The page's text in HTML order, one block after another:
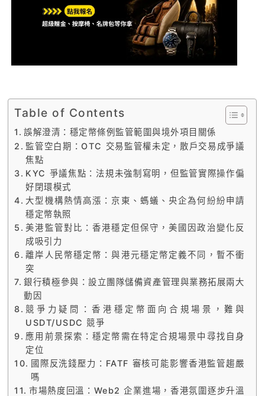
Table of Contents
誤解澄清：穩定幣條例監管範圍與境外項目關係
監管空白期：OTC 交易監管權未定，散戶交易成爭議
焦點
KYC 爭議焦點：法規未強制寫明，但監管實際操作偏
好閉環模式
大型機構熱情高漲：京東、螞蟻、央企為何紛紛申請
穩定幣執照
美港監管對比：香港穩定但保守，美國因政治變化反
成吸引力
離岸人民幣穩定幣：與港元穩定幣定義不同，暫不衝
突
銀行積極參與：設立團隊儲備資產管理與業務拓展兩大
動因
競爭力疑問：香港穩定幣面向合規場景，難與
USDT/USDC 競爭
應用前景探索：穩定幣需在特定合規場景中尋找自身
定位
國際反洗錢壓力：FATF 審核可能影響香港監管趨嚴
嗎
市場熱度回溫：Web2 企業進場，香港氛圍逐步升溫